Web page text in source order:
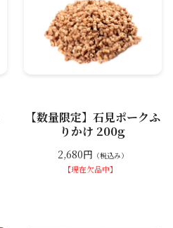
【数量限定】石見ポークふ
りかけ 200g
2,680円 （税込み）
【現在欠品中】